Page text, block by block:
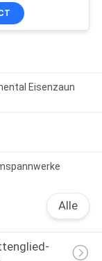
Eisenzaun
Alle